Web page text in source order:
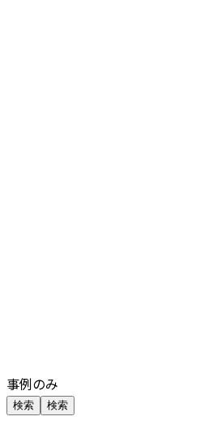
事例のみ
検索 検索